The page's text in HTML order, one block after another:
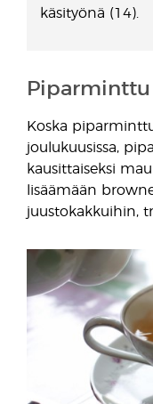
käsityönä (14).
Koska
joulukuusissa,
kausittaiseksi
lisäämään
juustokakkuihin,